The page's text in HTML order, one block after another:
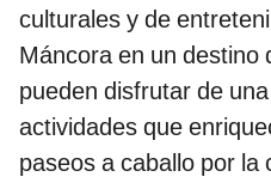
culturales y de
Máncora en un destino
pueden disfrutar de
actividades que
paseos a caballo por